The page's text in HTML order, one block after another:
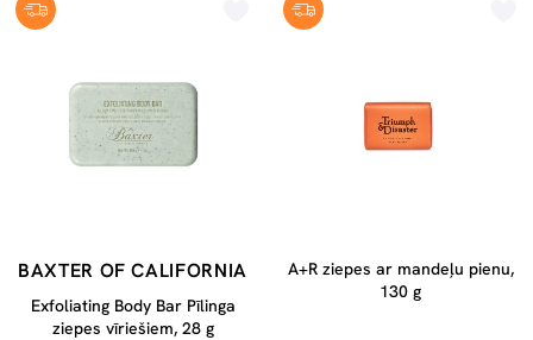
BAXTER OF CALIFORNIA
Exfoliating Body Bar Pīlinga
ziepes vīriešiem, 28 g
A+R ziepes ar mandeļu pienu,
130 g